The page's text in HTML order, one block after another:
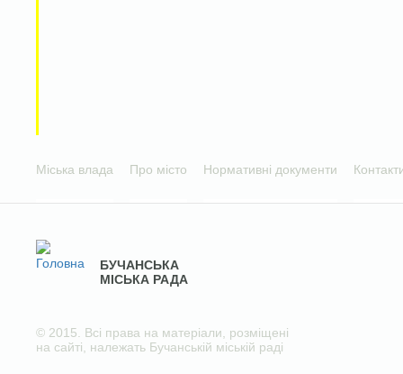
Міська влада Про місто Нормативні документи
БУЧАНСЬКА
МІСЬКА РАДА
© 2015. Всі права на матеріали, розміщені
на сайті, належать Бучанській міській раді